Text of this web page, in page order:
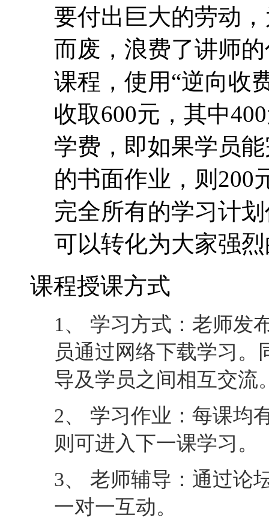
要付出巨大的劳动
而废，浪费了讲师
课程，使用“逆向收
收取600元，其中
学费，即如果学员
的书面作业，则200
完全所有的学习计
可以转化为大家强
课程授课方式
1、 学习方式：老师发
员通过网络下载学习
导及学员之间相互交流
2、 学习作业：每课均
则可进入下一课学习。
3、 老师辅导：通过论
一对一互动。